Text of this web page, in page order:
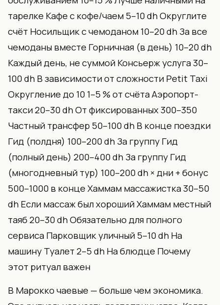
тарелке Кафе с кофе/чаем 5–10 dh Округлите
счёт Носильщик с чемоданом 10–20 dh За все
чемоданы вместе Горничная (в день) 10–20 dh
Каждый день, не суммой Консьерж услуга 30–
100 dh В зависимости от сложности Petit Taxi
Округление до 10 1–5 % от счёта Аэропорт-
такси 20–30 dh От фиксированных 300–350
Частный трансфер 50–100 dh В конце поездки
Гид (полдня) 100–200 dh За группу Гид
(полный день) 200–400 dh За группу Гид
(многодневный тур) 100–200 dh × дни + бонус
500–1000 в конце Хаммам массажистка 30–50
dh Если массаж был хороший Хаммам местный
таяб 20–30 dh Обязательно для полного
сервиса Парковщик уличный 5–10 dh На
машину Туалет 2–5 dh На блюдце Почему
этот ритуал важен
В Марокко чаевые — больше чем экономика.